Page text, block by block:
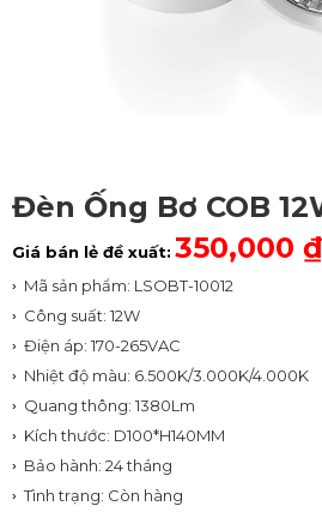
Đèn Ống Bơ COB
Giá bán lẻ đề xuất: 350,000 ₫
Mã sản phẩm: LSOBT-10012
Công suất: 12W
Điện áp: 170-265VAC
Nhiệt độ màu: 6.500K/3.000K/4.000K
Quang thông: 1380Lm
Kích thước: D100*H140MM
Bảo hành: 24 tháng
Tình trạng: Còn hàng